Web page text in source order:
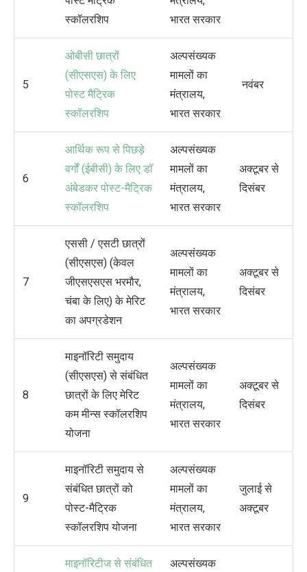
स्कॉलरशिप
भारत सरकार
5
ओबीसी छात्रों
(सीएसएस) के लिए
पोस्ट मैट्रिक
स्कॉलरशिप
अल्पसंख्यक
मामलों का
मंत्रालय,
भारत सरकार
नवंबर
6
आर्थिक रूप से पिछड़े
वर्गों (ईबीसी) के लिए डॉ
अंबेडकर पोस्ट-मैट्रिक
स्कॉलरशिप
अल्पसंख्यक
मामलों का
मंत्रालय,
भारत सरकार
अक्टूबर से
दिसंबर
7
एससी / एसटी छात्रों
(सीएसएस) (केवल
जीएसएसएस भरमौर,
चंबा के लिए) के मेरिट
का अपग्रडेशन
अल्पसंख्यक
मामलों का
मंत्रालय,
भारत सरकार
अक्टूबर से
दिसंबर
8
माइनॉरिटी समुदाय
(सीएसएस) से संबंधित
छात्रों के लिए मेरिट
कम मीन्स स्कॉलरशिप
योजना
अल्पसंख्यक
मामलों का
मंत्रालय,
भारत सरकार
अक्टूबर से
दिसंबर
9
माइनॉरिटी समुदाय से
संबंधित छात्रों को
पोस्ट-मैट्रिक
स्कॉलरशिप योजना
अल्पसंख्यक
मामलों का
मंत्रालय,
भारत सरकार
जुलाई से
अक्टूबर
माइनॉरिटीज से संबंधित
अल्पसंख्यक